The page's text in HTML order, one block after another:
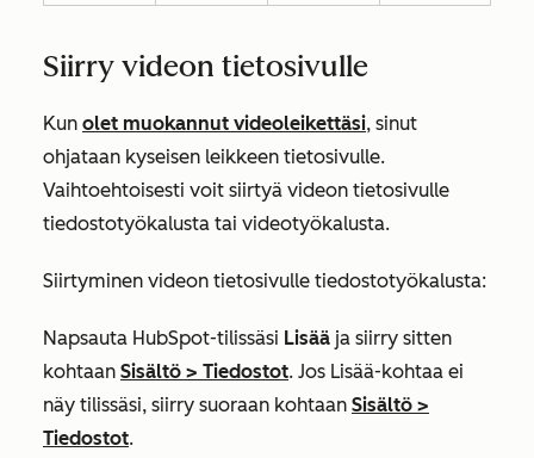
Siirry videon tietosivulle
Kun olet muokannut videoleikettäsi, sinut
ohjataan kyseisen leikkeen tietosivulle.
Vaihtoehtoisesti voit siirtyä videon tietosivulle
tiedostotyökalusta tai videotyökalusta.
Siirtyminen videon tietosivulle tiedostotyökalusta:
Napsauta HubSpot-tilissäsi Lisää ja siirry sitten
kohtaan Sisältö > Tiedostot. Jos Lisää-kohtaa ei
näy tilissäsi, siirry suoraan kohtaan Sisältö >
Tiedostot.